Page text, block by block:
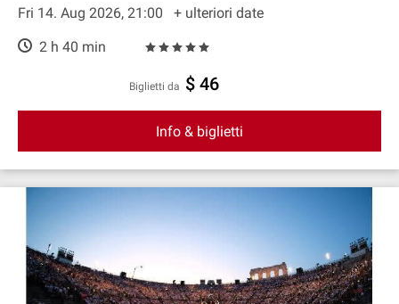
Fri 14. Aug 2026, 21:00
+ ulteriori date
2 h 40 min
Biglietti da $ 46
Info & biglietti